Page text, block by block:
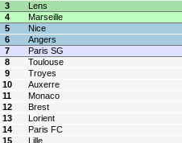
3
Lens
4
Marseille
5
Nice
6
Angers
7
Paris SG
8
Toulouse
9
Troyes
10
Auxerre
11
Monaco
12
Brest
13
Lorient
14
Paris FC
15
Lille